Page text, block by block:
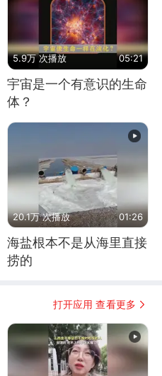
5.9万 次播放 05:21
宇宙是一个有意识的生命
体？
20.1万 次播放 01:26
海盐根本不是从海里直接
捞的
打开应用 查看更多